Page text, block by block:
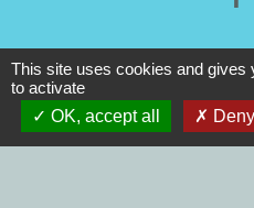
Mentions légales -
This site uses cookies and gives
to activate
OK, accept all